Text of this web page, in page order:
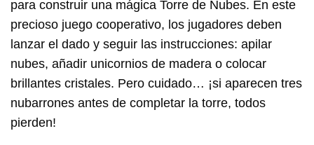
para construir una mágica Torre de Nubes. En este
precioso juego cooperativo, los jugadores deben
lanzar el dado y seguir las instrucciones: apilar
nubes, añadir unicornios de madera o colocar
brillantes cristales. Pero cuidado… ¡si aparecen tres
nubarrones antes de completar la torre, todos
pierden!